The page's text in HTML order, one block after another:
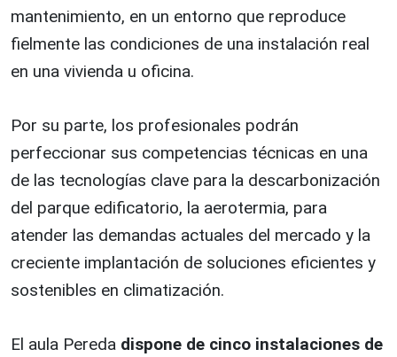
mantenimiento, en un entorno que reproduce
fielmente las condiciones de una instalación real
en una vivienda u oficina.
Por su parte, los profesionales podrán
perfeccionar sus competencias técnicas en una
de las tecnologías clave para la descarbonización
del parque edificatorio, la aerotermia, para
atender las demandas actuales del mercado y la
creciente implantación de soluciones eficientes y
sostenibles en climatización.
El aula Pereda dispone de cinco instalaciones de